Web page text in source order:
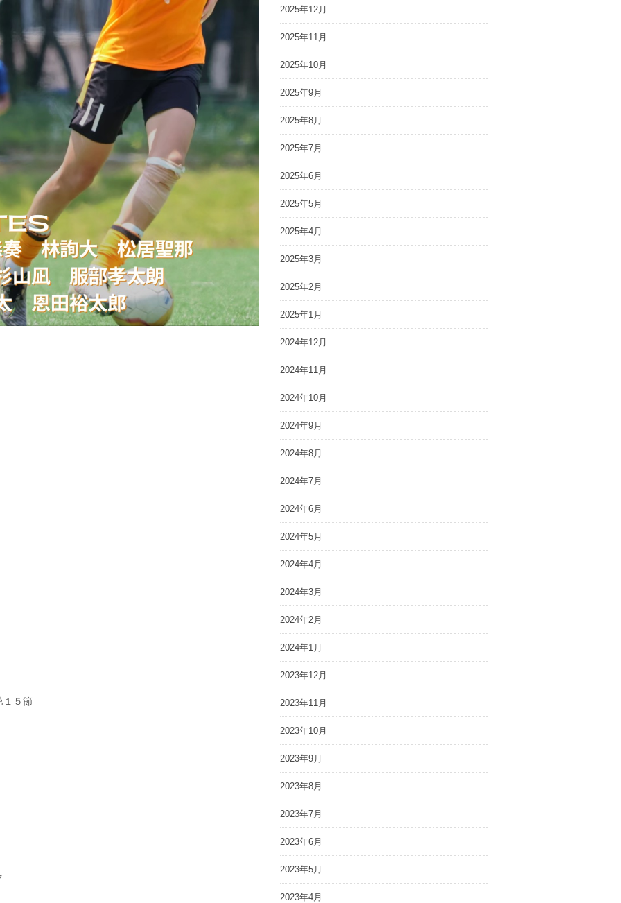
５節
2025年12月
2025年11月
2025年10月
2025年9月
2025年8月
2025年7月
2025年6月
2025年5月
2025年4月
2025年3月
2025年2月
2025年1月
2024年12月
2024年11月
2024年10月
2024年9月
2024年8月
2024年7月
2024年6月
2024年5月
2024年4月
2024年3月
2024年2月
2024年1月
2023年12月
2023年11月
2023年10月
2023年9月
2023年8月
2023年7月
2023年6月
2023年5月
2023年4月